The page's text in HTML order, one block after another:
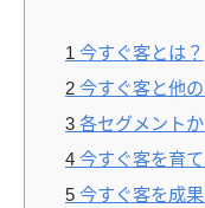
1 今すぐ客とは？
2 今すぐ客と他
3 各セグメント
4 今すぐ客を育
5 今すぐ客を成